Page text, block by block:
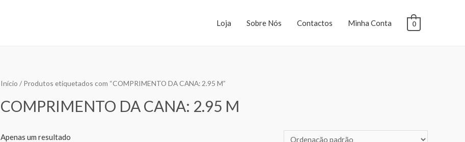
Loja Sobre Nós Contactos Minha Conta 0
Início / Produtos etiquetados com “COMPRIMENTO DA CANA: 2.95 M”
COMPRIMENTO DA CANA: 2.95 M
Apenas um resultado